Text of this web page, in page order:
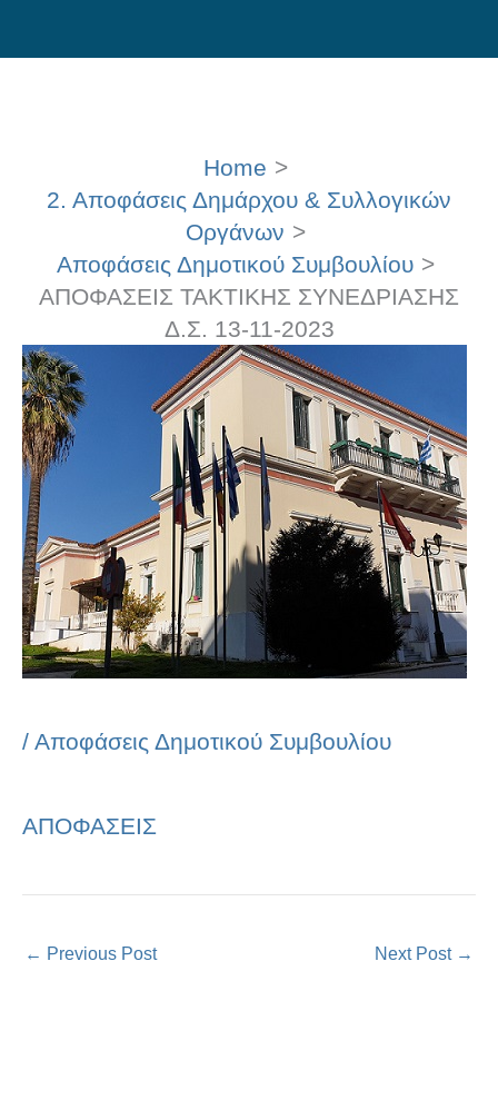
to
Home
2. Αποφάσεις Δημάρχου & Συλλογικών
Οργάνων
Αποφάσεις Δημοτικού Συμβουλίου
ΑΠΟΦΑΣΕΙΣ ΤΑΚΤΙΚΗΣ ΣΥΝΕΔΡΙΑΣΗΣ
Δ.Σ. 13-11-2023
/ Αποφάσεις Δημοτικού Συμβουλίου
ΑΠΟΦΑΣΕΙΣ
← Previous Post Next Post →